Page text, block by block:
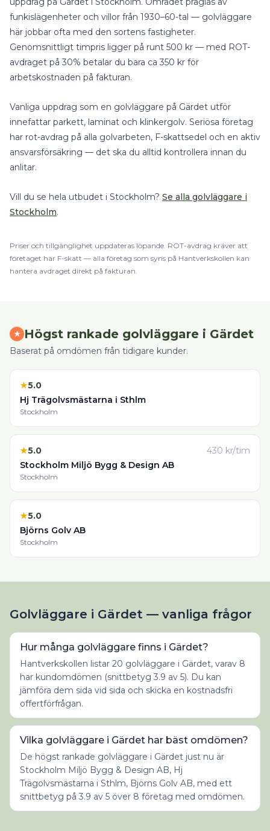
funkislägenheter och villor från 1930–60-tal — golvläggare
här jobbar ofta med den sortens fastigheter.
Genomsnittligt timpris ligger på runt 500 kr — med ROT-
avdraget på 30% betalar du bara ca 350 kr för
arbetskostnaden på fakturan.
Vanliga uppdrag som en golvläggare på Gärdet utför
innefattar parkett, laminat och klinkergolv. Seriösa företag
har rot-avdrag på alla golvarbeten, F-skattsedel och en aktiv
ansvarsförsäkring — det ska du alltid kontrollera innan du
anlitar.
Vill du se hela utbudet i Stockholm? Se alla golvläggare i
Stockholm.
Priser och tillgänglighet uppdateras löpande. ROT-avdrag kräver att
företaget har F-skatt — alla företag som syns på Hantverkskollen kan
hantera avdraget direkt på fakturan.
★ Högst rankade golvläggare i Gärdet
Baserat på omdömen från tidigare kunder.
★5.0
Hj Trägolvsmästarna i Sthlm
Stockholm
★5.0 430 kr/tim
Stockholm Miljö Bygg & Design AB
Stockholm
★5.0
Björns Golv AB
Stockholm
Golvläggare i Gärdet — vanliga frågor
Hur många golvläggare finns i Gärdet?
Hantverkskollen listar 20 golvläggare i Gärdet, varav 8
har kundomdömen (snittbetyg 3.9 av 5). Du kan
jämföra dem sida vid sida och skicka en kostnadsfri
offertförfrågan.
Vilka golvläggare i Gärdet har bäst omdömen?
De högst rankade golvläggare i Gärdet just nu är
Stockholm Miljö Bygg & Design AB, Hj
Trägolvsmästarna i Sthlm, Björns Golv AB, med ett
snittbetyg på 3.9 av 5 över 8 företag med omdömen.